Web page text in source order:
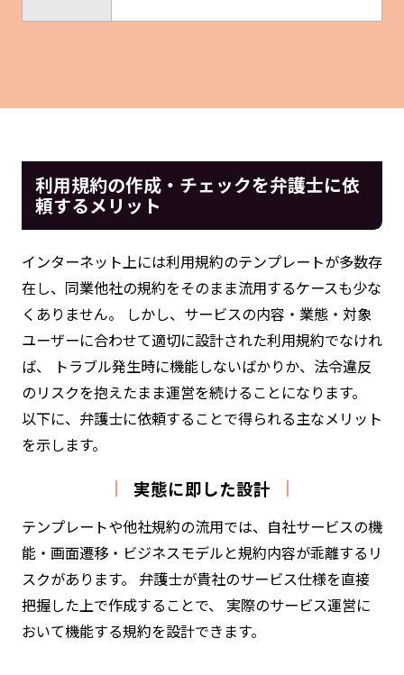
利用規約の作成・チェックを弁護士に依
頼するメリット
インターネット上には利用規約のテンプレートが多数存
在し、同業他社の規約をそのまま流用するケースも少な
くありません。 しかし、サービスの内容・業態・対象
ユーザーに合わせて適切に設計された利用規約でなけれ
ば、 トラブル発生時に機能しないばかりか、法令違反
のリスクを抱えたまま運営を続けることになります。
以下に、弁護士に依頼することで得られる主なメリット
を示します。
実態に即した設計
テンプレートや他社規約の流用では、自社サービスの機
能・画面遷移・ビジネスモデルと規約内容が乖離するリ
スクがあります。 弁護士が貴社のサービス仕様を直接
把握した上で作成することで、 実際のサービス運営に
おいて機能する規約を設計できます。